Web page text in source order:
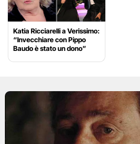
Katia Ricciarelli a Verissimo:
“Invecchiare con Pippo
Baudo è stato un dono”